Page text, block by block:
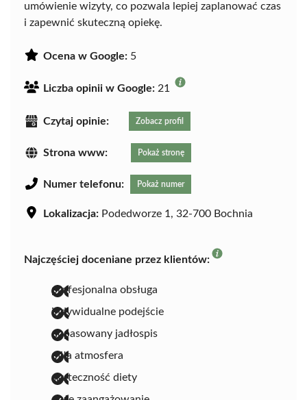
umówienie wizyty, co pozwala lepiej zaplanować czas
i zapewnić skuteczną opiekę.
Ocena w Google: 5
Liczba opinii w Google: 21
Czytaj opinie: Zobacz profil
Strona www: Pokaż stronę
Numer telefonu: Pokaż numer
Lokalizacja: Podedworze 1, 32-700 Bochnia
Najczęściej doceniane przez klientów:
profesjonalna obsługa
indywidualne podejście
dopasowany jadłospis
miła atmosfera
skuteczność diety